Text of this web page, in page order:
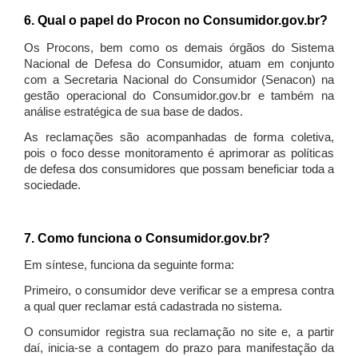
6. Qual o papel do Procon no Consumidor.gov.br?
Os Procons, bem como os demais órgãos do Sistema
Nacional de Defesa do Consumidor, atuam em conjunto
com a Secretaria Nacional do Consumidor (Senacon) na
gestão operacional do Consumidor.gov.br e também na
análise estratégica de sua base de dados.
As reclamações são acompanhadas de forma coletiva,
pois o foco desse monitoramento é aprimorar as políticas
de defesa dos consumidores que possam beneficiar toda a
sociedade.
7. Como funciona o Consumidor.gov.br?
Em síntese, funciona da seguinte forma:
Primeiro, o consumidor deve verificar se a empresa contra
a qual quer reclamar está cadastrada no sistema.
O consumidor registra sua reclamação no site e, a partir
daí, inicia-se a contagem do prazo para manifestação da